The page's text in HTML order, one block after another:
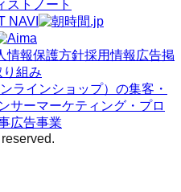
情報保護方針採用情報 広告掲
り組み
ラインショップ）の集客・
サーマーケティング・プロ
広告事業